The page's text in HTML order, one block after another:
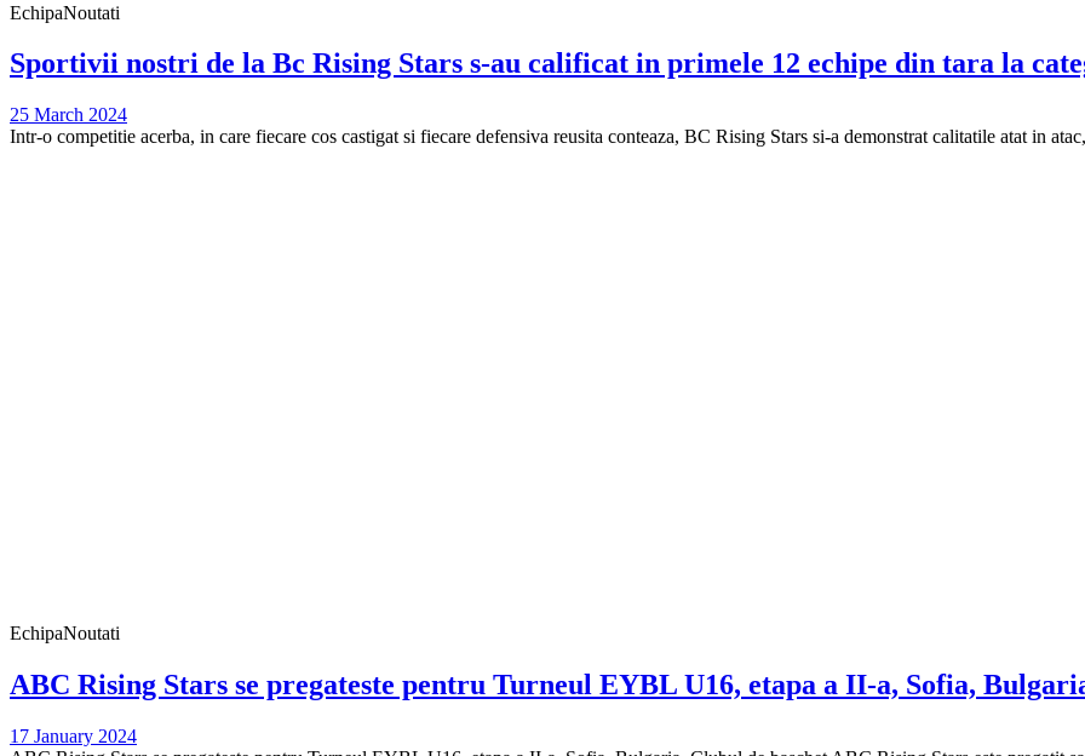
EchipaNoutati
Sportivii nostri de la Bc Rising Stars s-au calificat in primele 12 echipe din tara la
25 March 2024
Intr-o competitie acerba, in care fiecare cos castigat si fiecare defensiva reusita conteaza, BC Rising Stars si-a demonstrat calitatile atat in
EchipaNoutati
ABC Rising Stars se pregateste pentru Turneul EYBL U16, etapa a II-a, Sofia,
17 January 2024